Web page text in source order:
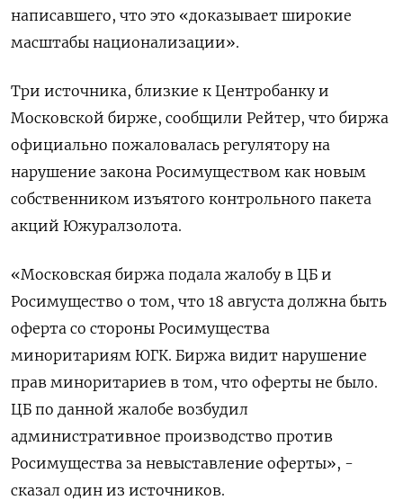
написавшего, что это «доказывает широкие
масштабы национализации».
Три источника, близкие к Центробанку и
Московской бирже, сообщили Рейтер, что биржа
официально пожаловалась регулятору на
нарушение закона Росимуществом как новым
собственником изъятого контрольного пакета
акций Южуралзолота.
«Московская биржа подала жалобу в ЦБ и
Росимущество о том, что 18 августа должна быть
оферта со стороны Росимущества
миноритариям ЮГК. Биржа видит нарушение
прав миноритариев в том, что оферты не было.
ЦБ по данной жалобе возбудил
административное производство против
Росимущества за невыставление оферты», -
сказал один из источников.